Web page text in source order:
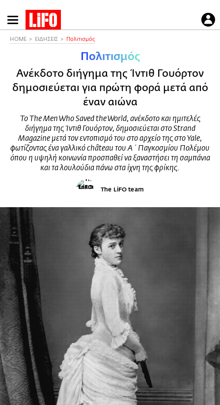
Παράκαμψη
προς
HOME ΕΙΔΗΣΕΙΣ Πολιτισμός
Πολιτισμός
Ανέκδοτο διήγημα της Ίντιθ Γουόρτον
δημοσιεύεται για πρώτη φορά μετά από
έναν αιώνα
Το The Men Who Saved the World, ανέκδοτο και ημιτελές
διήγημα της Ίντιθ Γουόρτον, δημοσιεύεται στο Strand
Magazine μετά τον εντοπισμό του στο αρχείο της στο Yale,
φωτίζοντας ένα γαλλικό château του Α΄ Παγκοσμίου Πολέμου
όπου η υψηλή κοινωνία προσπαθεί να ξαναστήσει τη σαμπάνια
και τα λουλούδια πάνω στα ίχνη της φρίκης.
The LiFO team